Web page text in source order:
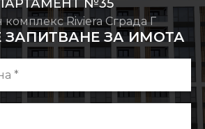
№35
Riviera Сграда Г
ЗАПИТВАНЕ ЗА ИМОТА